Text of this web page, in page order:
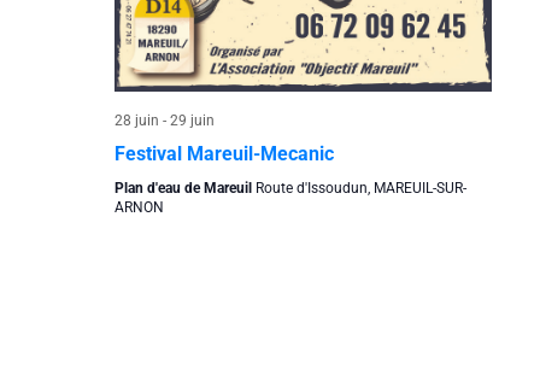
28 juin - 29 juin
Festival Mareuil-Mecanic
Plan d'eau de Mareuil Route d'Issoudun, MAREUIL-SUR-
ARNON